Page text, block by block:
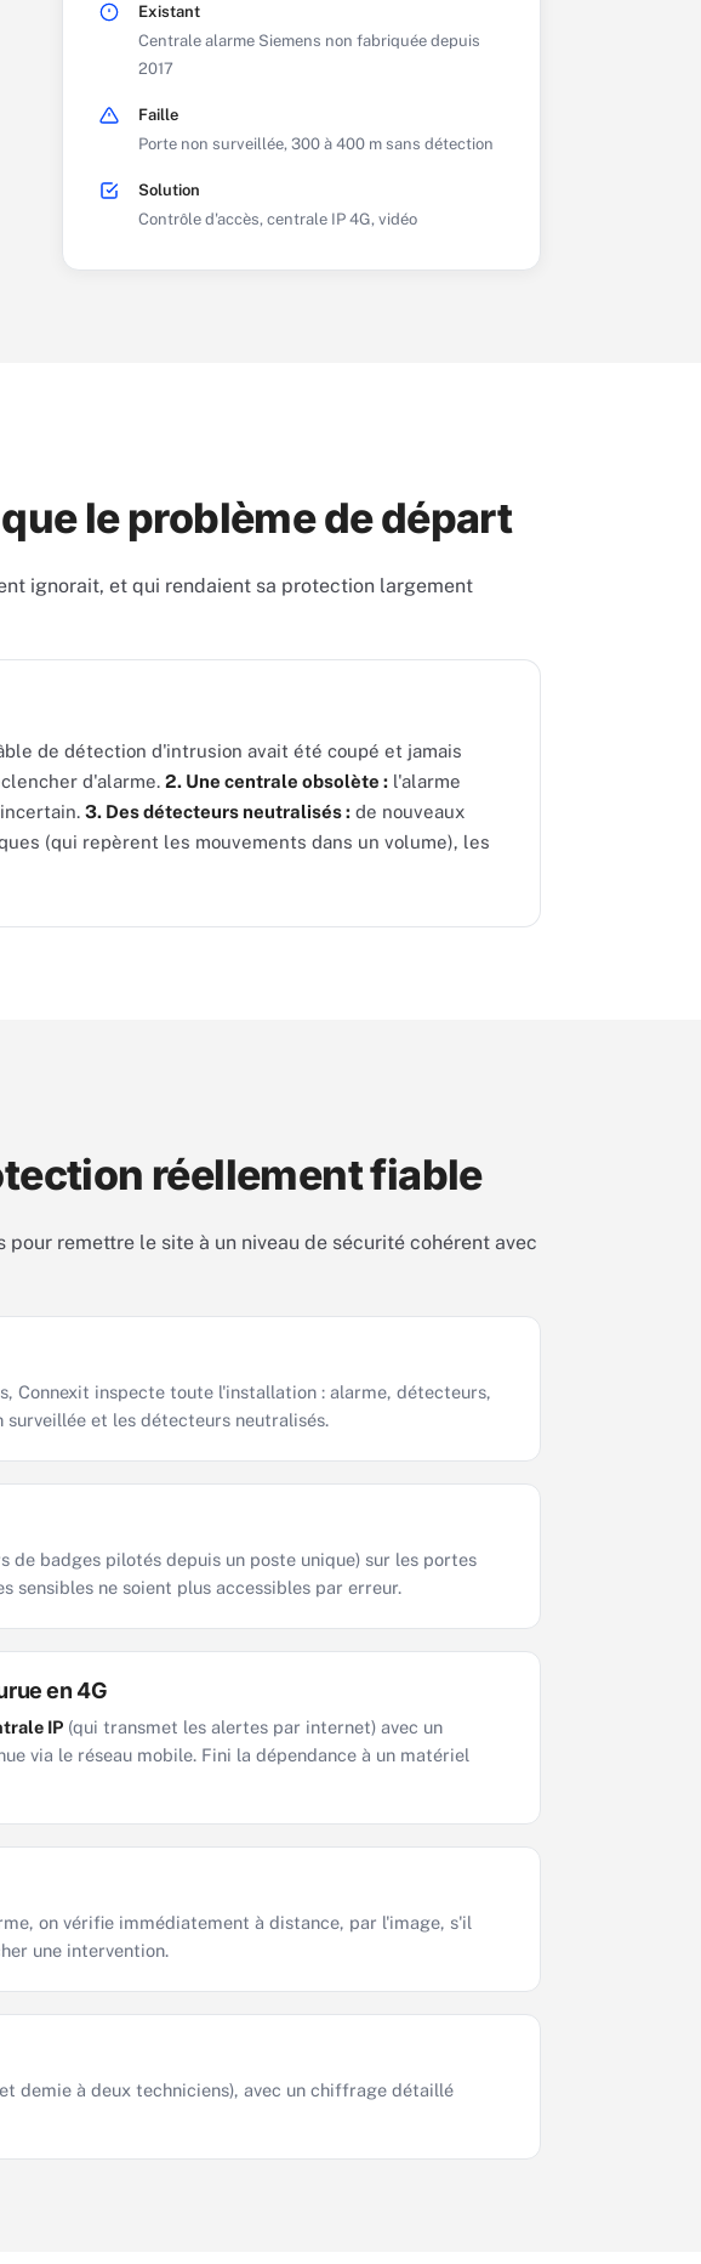
Existant
Centrale alarme Siemens non fabriquée depuis
2017
Faille
Porte non surveillée, 300 à 400 m sans détection
Solution
Contrôle d'accès, centrale IP 4G, vidéo
le problème de départ
ignorait, et qui rendaient sa protection largement
de détection d'intrusion avait été coupé et jamais
d'alarme. 2. Une centrale obsolète : l'alarme
3. Des détecteurs neutralisés : de nouveaux
(qui repèrent les mouvements dans un volume), les
réellement fiable
remettre le site à un niveau de sécurité cohérent avec
Connexit inspecte toute l'installation : alarme, détecteurs,
et les détecteurs neutralisés.
de badges pilotés depuis un poste unique) sur les portes
sensibles ne soient plus accessibles par erreur.
en 4G
IP (qui transmet les alertes par internet) avec un
via le réseau mobile. Fini la dépendance à un matériel
on vérifie immédiatement à distance, par l'image, s'il
une intervention.
demie à deux techniciens), avec un chiffrage détaillé